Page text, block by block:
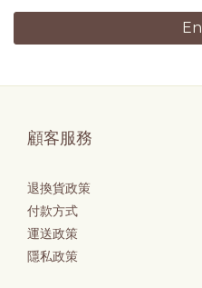
顧客服務
退換貨政策
付款方式
運送政策
隱私政策